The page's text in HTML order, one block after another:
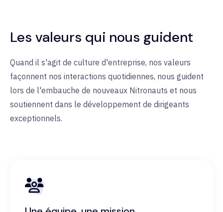
Les valeurs qui nous guident
Quand il s'agit de culture d'entreprise, nos valeurs
façonnent nos interactions quotidiennes, nous guident
lors de l'embauche de nouveaux Nitronauts et nous
soutiennent dans le développement de dirigeants
exceptionnels.